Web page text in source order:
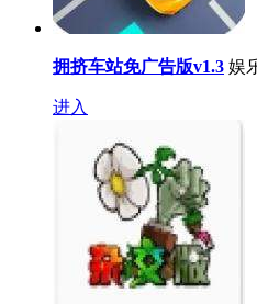
拥挤车站免广告版v1.3 娱
进入